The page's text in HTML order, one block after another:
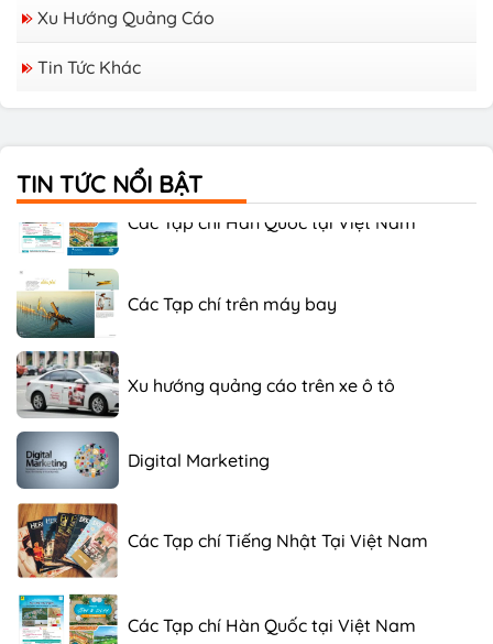
Xu Hướng Quảng Cáo
Tin Tức Khác
TIN TỨC NỔI BẬT
Các Tạp chí trên máy bay
Xu hướng quảng cáo trên xe ô tô
Digital Marketing
Các Tạp chí Tiếng Nhật Tại Việt Nam
Các Tạp chí Hàn Quốc tại Việt Nam